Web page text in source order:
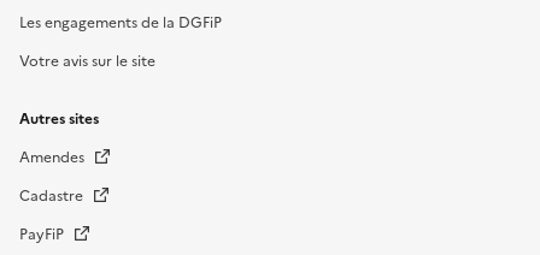
Les engagements de la DGFiP
Votre avis sur le site
Autres sites
Amendes
Cadastre
PayFiP